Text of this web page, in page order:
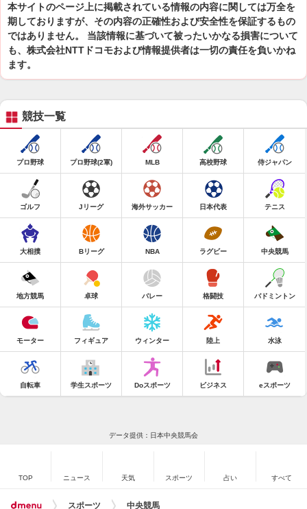
本サイトのページ上に掲載されている情報の内容に関しては万全を
期しておりますが、その内容の正確性および安全性を保証するもの
ではありません。 当該情報に基づいて被ったいかなる損害について
も、株式会社NTTドコモおよび情報提供者は一切の責任を負いかね
ます。
競技一覧
プロ野球 プロ野球(2軍) MLB 高校野球 侍ジャパン
ゴルフ Jリーグ 海外サッカー 日本代表 テニス
大相撲 Bリーグ NBA ラグビー 中央競馬
地方競馬 卓球 バレー 格闘技 バドミントン
モーター フィギュア ウィンター 陸上 水泳
自転車 学生スポーツ Doスポーツ ビジネス eスポーツ
データ提供：日本中央競馬会
TOP ニュース 天気 スポーツ 占い すべて
スポーツ 中央競馬